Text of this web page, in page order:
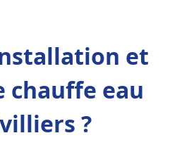
et
chauffe eau
?